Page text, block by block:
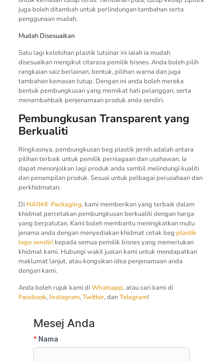
juga boleh ditambah untuk perlindungan tambahan serta
penggunaan mudah.
Mudah Disesuaikan
Satu lagi kelebihan plastik lutsinar ini ialah ia mudah
disesuaikan mengikut citarasa pemilik bisnes. Anda boleh pilih
rangkaian saiz berlainan, bentuk, pilihan warna dan juga
tambahan kemasan tutup. Dengan ini anda boleh mereka
bentuk pembungkusan yang memikat hati pelanggan, serta
menambahbaik penjenamaan produk anda sendiri.
Pembungkusan Transparent yang
Berkualiti
Ringkasnya, pembungkusan beg plastik jernih adalah antara
pilihan terbaik untuk pemilik perniagaan dan usahawan. Ia
dapat menonjolkan lagi produk anda sambil melindungi kualiti
dan penampilan produk. Sesuai untuk pelbagai perusahaan dan
perkhidmatan.
Di HAIN® Packaging, kami memberikan yang terbaik dalam
khidmat percetakan pembungkusan berkualiti dengan harga
yang berpatutan. Kami boleh membantu meningkatkan mutu
jenama anda dengan menyediakan khidmat cetak beg plastik
logo sendirikepada semua pemilik bisnes yang memerlukan
khidmat kami. Hubungi wakil jualan kami untuk mendapatkan
maklumat lanjut, atau kongsikan idea penjenamaan anda
dengan kami.
Anda boleh rujuk kami diWhatsapp, atau cari kami di
Facebook, Instagram, Twitter, danTelegram!